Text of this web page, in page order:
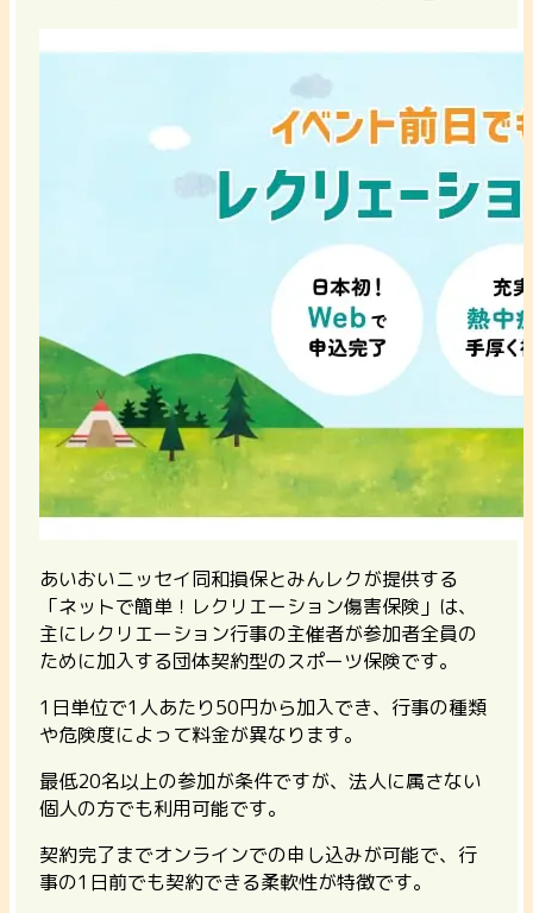
あいおいニッセイ同和損保とみんレクが提供する
「ネットで簡単！レクリエーション傷害保険」は、
主にレクリエーション行事の主催者が参加者全員の
ために加入する団体契約型のスポーツ保険です。
1日単位で1人あたり50円から加入でき、行事の種類
や危険度によって料金が異なります。
最低20名以上の参加が条件ですが、法人に属さない
個人の方でも利用可能です。
契約完了までオンラインでの申し込みが可能で、行
事の1日前でも契約できる柔軟性が特徴です。